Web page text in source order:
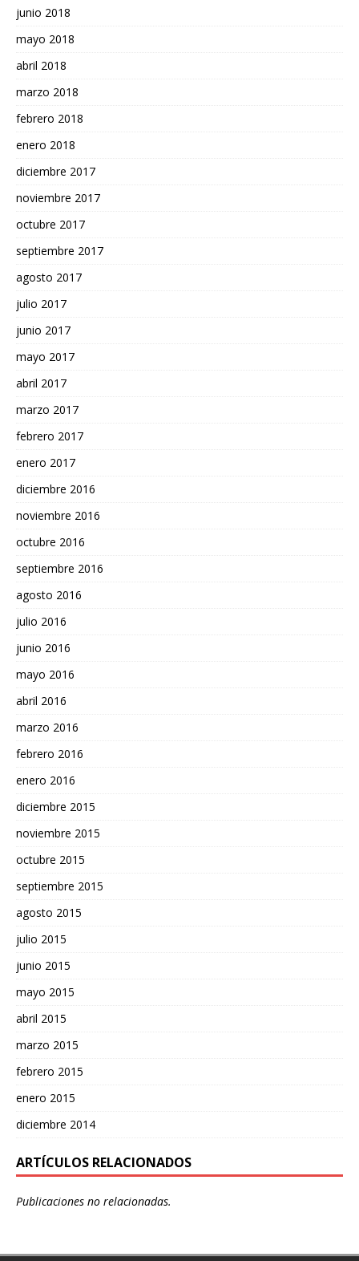
junio 2018
mayo 2018
abril 2018
marzo 2018
febrero 2018
enero 2018
diciembre 2017
noviembre 2017
octubre 2017
septiembre 2017
agosto 2017
julio 2017
junio 2017
mayo 2017
abril 2017
marzo 2017
febrero 2017
enero 2017
diciembre 2016
noviembre 2016
octubre 2016
septiembre 2016
agosto 2016
julio 2016
junio 2016
mayo 2016
abril 2016
marzo 2016
febrero 2016
enero 2016
diciembre 2015
noviembre 2015
octubre 2015
septiembre 2015
agosto 2015
julio 2015
junio 2015
mayo 2015
abril 2015
marzo 2015
febrero 2015
enero 2015
diciembre 2014
ARTÍCULOS RELACIONADOS
Publicaciones no relacionadas.